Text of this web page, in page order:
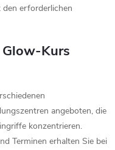
erforderlichen
Kurs
angeboten, die
konzentrieren.
Terminen erhalten Sie bei